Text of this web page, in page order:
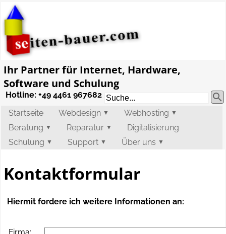
Ihr Partner fürInternet, Hardware,
Software und Schulung

Hotline: +49 4461 967682
Startseite
Webdesign ▼ Webhosting ▼
Beratung ▼ Reparatur ▼
Digitalisierung
Schulung ▼ Support ▼ Über uns ▼
Kontaktformular
Hiermit fordere ich weitere Informationen an:
Firma: